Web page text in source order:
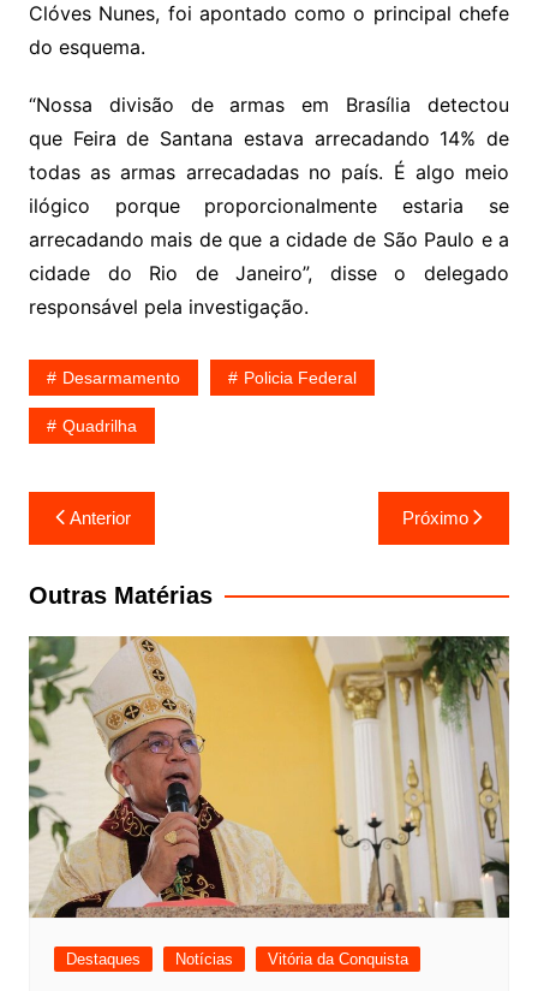
Clóves Nunes, foi apontado como o principal chefe
do esquema.
“Nossa divisão de armas em Brasília detectou
que Feira de Santana estava arrecadando 14% de
todas as armas arrecadadas no país. É algo meio
ilógico porque proporcionalmente estaria se
arrecadando mais de que a cidade de São Paulo e a
cidade do Rio de Janeiro”, disse o delegado
responsável pela investigação.
Desarmamento Policia Federal
Quadrilha
Navegação
de
Post
Anterior Próximo
Outras Matérias
Destaques Notícias Vitória da Conquista